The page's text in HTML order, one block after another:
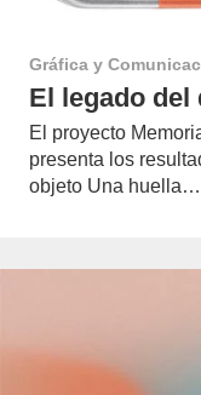
Gráfica y
El legado del
El proyecto
presenta los
objeto Una huella…